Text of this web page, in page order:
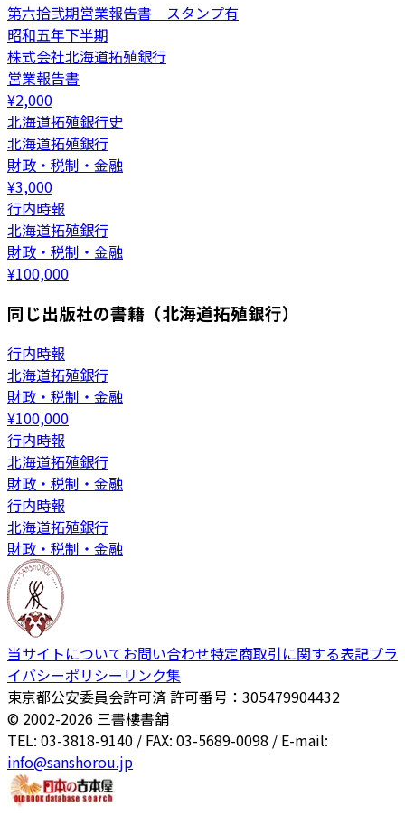
第六拾弐期営業報告書 スタンプ有
昭和五年下半期
株式会社北海道拓殖銀行
営業報告書
¥2,000
北海道拓殖銀行史
北海道拓殖銀行
財政・税制・金融
¥3,000
行内時報
北海道拓殖銀行
財政・税制・金融
¥100,000
同じ出版社の書籍（北海道拓殖銀行）
行内時報
北海道拓殖銀行
財政・税制・金融
¥100,000
行内時報
北海道拓殖銀行
財政・税制・金融
行内時報
北海道拓殖銀行
財政・税制・金融
当サイトについてお問い合わせ特定商取引に関する表記プラ
イバシーポリシー リンク集
東京都公安委員会許可済 許可番号：305479904432
© 2002-2026 三書樓書舗
TEL: 03-3818-9140 / FAX: 03-5689-0098 / E-mail:
info@sanshorou.jp